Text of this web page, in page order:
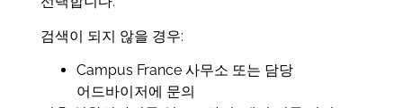
검색이 되지 않을 경우:
Campus France 사무소 또는 담당
어드바이저에 문의